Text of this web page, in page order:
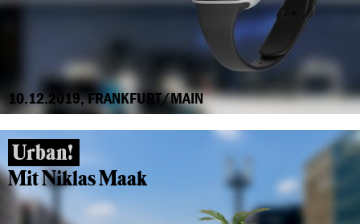
10.12.2019, FRANKFURT/MAIN
Urban!
Mit Niklas Maak